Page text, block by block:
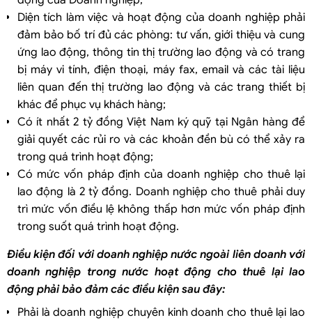
Diện tích làm việc và hoạt động của doanh nghiệp phải
đảm bảo bố trí đủ các phòng: tư vấn, giới thiệu và cung
ứng lao động, thông tin thị trường lao động và có trang
bị máy vi tính, điện thoại, máy fax, email và các tài liệu
liên quan đến thị trường lao động và các trang thiết bị
khác để phục vụ khách hàng;
Có ít nhất 2 tỷ đồng Việt Nam ký quỹ tại Ngân hàng để
giải quyết các rủi ro và các khoản đền bù có thể xảy ra
trong quá trình hoạt động;
Có mức vốn pháp định của doanh nghiệp cho thuê lại
lao động là 2 tỷ đồng. Doanh nghiệp cho thuê phải duy
trì mức vốn điều lệ không thấp hơn mức vốn pháp định
trong suốt quá trình hoạt động.
Điều kiện đối với doanh nghiệp nước ngoài liên doanh với
doanh nghiệp trong nước hoạt động cho thuê lại lao
động phải bảo đảm các điều kiện sau đây:
Phải là doanh nghiệp chuyên kinh doanh cho thuê lại lao